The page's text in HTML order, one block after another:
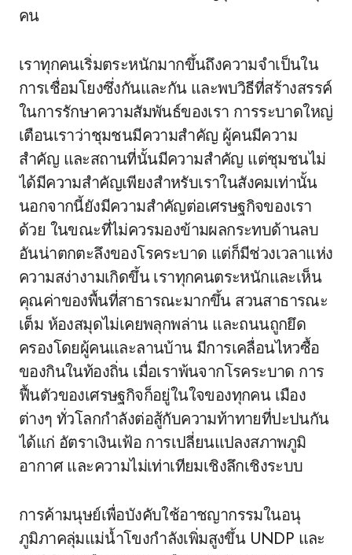
คน
เราทุกคนเริ่มตระหนักมากขึ้นถึงความจำเป็นใน
การเชื่อมโยงซึ่งกันและกัน และพบวิธีที่สร้างสรรค์
ในการรักษาความสัมพันธ์ของเรา การระบาดใหญ่
เตือนเราว่าชุมชนมีความสำคัญ ผู้คนมีความ
สำคัญ และสถานที่นั้นมีความสำคัญ แต่ชุมชนไม่
ได้มีความสำคัญเพียงสำหรับเราในสังคมเท่านั้น
นอกจากนี้ยังมีความสำคัญต่อเศรษฐกิจของเรา
ด้วย ในขณะที่ไม่ควรมองข้ามผลกระทบด้านลบ
อันน่าตกตะลึงของโรคระบาด แต่ก็มีช่วงเวลาแห่ง
ความสง่างามเกิดขึ้น เราทุกคนตระหนักและเห็น
คุณค่าของพื้นที่สาธารณะมากขึ้น สวนสาธารณะ
เต็ม ห้องสมุดไม่เคยพลุกพล่าน และถนนถูกยึด
ครองโดยผู้คนและลานบ้าน มีการเคลื่อนไหวซื้อ
ของกินในท้องถิ่น เมื่อเราพ้นจากโรคระบาด การ
ฟื้นตัวของเศรษฐกิจก็อยู่ในใจของทุกคน เมือง
ต่างๆ ทั่วโลกกำลังต่อสู้กับความท้าทายที่ปะปนกัน
ได้แก่ อัตราเงินเฟ้อ การเปลี่ยนแปลงสภาพภูมิ
อากาศ และความไม่เท่าเทียมเชิงลึกเชิงระบบ
การค้ามนุษย์เพื่อบังคับใช้อาชญากรรมในอนุ
ภูมิภาคลุ่มแม่น้ำโขงกำลังเพิ่มสูงขึ้น UNDP และ